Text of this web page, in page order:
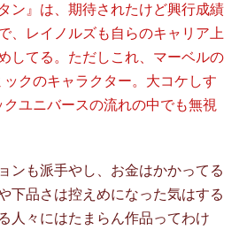
』は、期待されたけど興行成績
、レイノルズも自らのキャリア上
してる。ただしこれ、マーベルの
クのキャラクター。大コケしす
ユニバースの流れの中でも無視
も派手やし、お金はかかってる
下品さは控えめになった気はする
人々にはたまらん作品ってわけ